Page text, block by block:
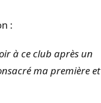
:
à ce club après un
ma première et